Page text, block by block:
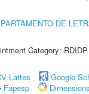
DE
Category:
Lattes
Google
Fapesp
Dimensions